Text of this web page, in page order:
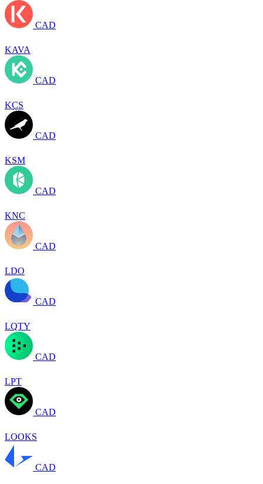
CAD
KAVA
CAD
KCS
CAD
KSM
CAD
KNC
CAD
LDO
CAD
LQTY
CAD
LPT
CAD
LOOKS
CAD